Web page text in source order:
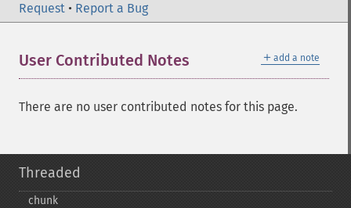
Request • Report a Bug
＋ add a note
User Contributed Notes
There are no user contributed notes for this page.
Threaded
chunk